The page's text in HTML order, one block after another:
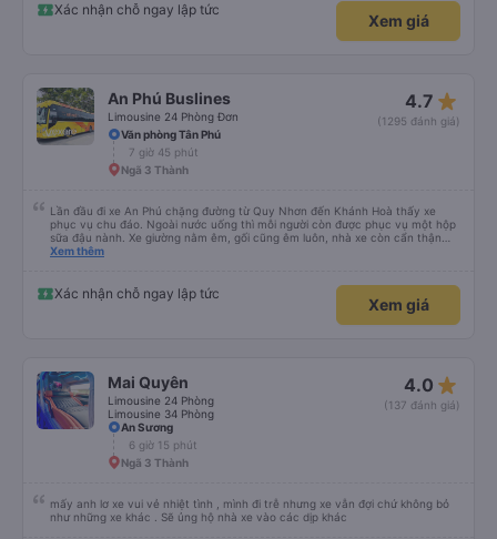
Xác nhận chỗ ngay lập tức
Xem giá
An Phú Buslines
Limousine 24 Phòng Đơn
4.7 star_rate
(1295 đánh giá)
Văn phòng Tân Phú
7 giờ 45 phút
Ngã 3 Thành
Lần đầu đi xe An Phú chặng đường từ Quy Nhơn đến Khánh Hoà thấy xe
phục vụ chu đáo. Ngoài nước uống thì mỗi người còn được phục vụ một hộp
sữa đậu nành. Xe giường nằm êm, gối cũng êm luôn, nhà xe còn cẩn thận
treo thêm ở mỗi giường một cái giỏ nhỏ để đựng chai nước uống tránh rớt.
ngoài (với số tiền bỏ ra cho tuyến đường như vậy thì thấy rất tốt)
Xem thêm
Xác nhận chỗ ngay lập tức
Xem giá
Mai Quyên
Limousine 24 Phòng
Limousine 34 Phòng
4.0 star_rate
(137 đánh giá)
An Sương
6 giờ 15 phút
Ngã 3 Thành
mấy anh lơ xe vui vẻ nhiệt tình , mình đi trễ nhưng xe vẫn đợi chứ không bỏ
như những xe khác . Sẽ ủng hộ nhà xe vào các dịp khác